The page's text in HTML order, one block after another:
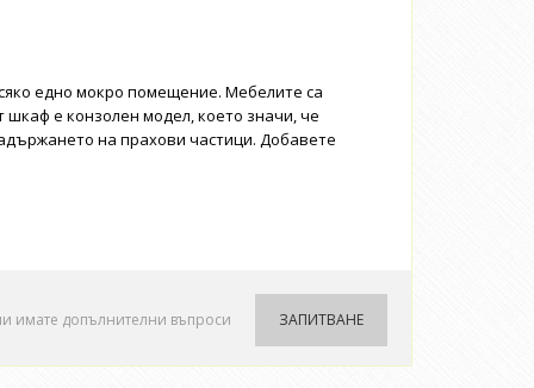
едно мокро помещение. Мебелите са
е конзолен модел, което значи, че
на прахови частици. Добавете
ЗАПИТВАНЕ
имате допълнителни въпроси